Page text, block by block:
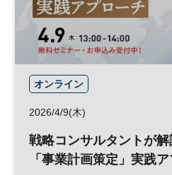
オンライン
2026/4/9(木)
戦略コンサルタントが
「事業計画策定」実践